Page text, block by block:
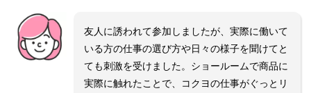
友人に誘われて参加しましたが、実際に働いて
いる方の仕事の選び方や日々の様子を聞けてと
ても刺激を受けました。ショールームで商品に
実際に触れたことで、コクヨの仕事がぐっとリ